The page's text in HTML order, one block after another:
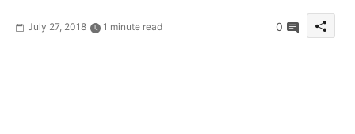
July 27, 2018 1 minute read 0